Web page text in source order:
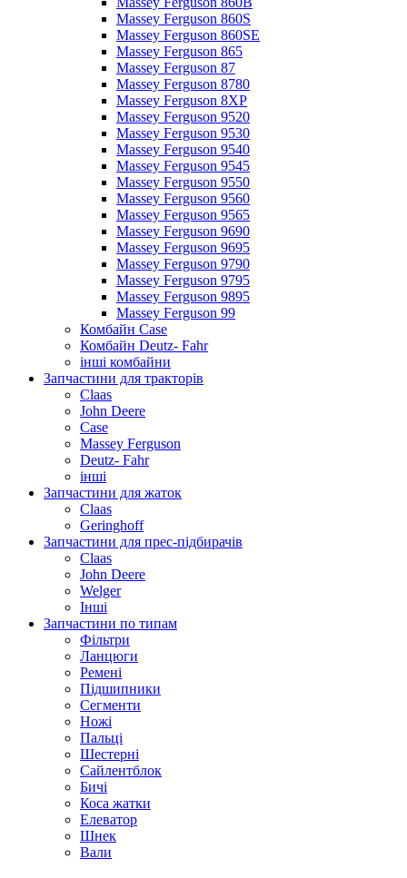
Massey Ferguson 860S
Massey Ferguson 860SE
Massey Ferguson 865
Massey Ferguson 87
Massey Ferguson 8780
Massey Ferguson 8XP
Massey Ferguson 9520
Massey Ferguson 9530
Massey Ferguson 9540
Massey Ferguson 9545
Massey Ferguson 9550
Massey Ferguson 9560
Massey Ferguson 9565
Massey Ferguson 9690
Massey Ferguson 9695
Massey Ferguson 9790
Massey Ferguson 9795
Massey Ferguson 9895
Massey Ferguson 99
Комбайн Case
Комбайн Deutz- Fahr
інші комбайни
Запчастини для тракторів
Claas
John Deere
Case
Massey Ferguson
Deutz- Fahr
інші
Запчастини для жаток
Claas
Geringhoff
Запчастини для прес-підбирачів
Claas
John Deere
Welger
Інші
Запчастини по типам
Фільтри
Ланцюги
Ремені
Підшипники
Сегменти
Ножі
Пальці
Шестерні
Сайлентблок
Бичі
Коса жатки
Елеватор
Шнек
Вали